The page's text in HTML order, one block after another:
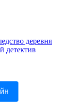
деревня
детектив